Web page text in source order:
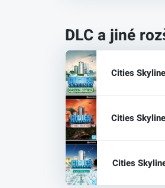
DLC a jiné
Cities
Cities
Cities